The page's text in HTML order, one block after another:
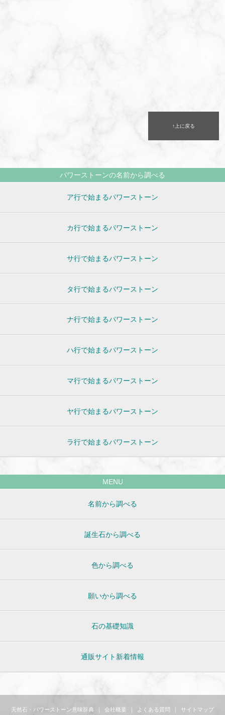
↑上に戻る
パワーストーンの名前から調べる
ア行で始まるパワーストーン
カ行で始まるパワーストーン
サ行で始まるパワーストーン
タ行で始まるパワーストーン
ナ行で始まるパワーストーン
ハ行で始まるパワーストーン
マ行で始まるパワーストーン
ヤ行で始まるパワーストーン
ラ行で始まるパワーストーン
MENU
名前から調べる
誕生石から調べる
色から調べる
願いから調べる
石の基礎知識
通販サイト新着情報
天然石・パワーストーン意味辞典 ｜ 会社概要 ｜ よくある質問 ｜ サイトマップ